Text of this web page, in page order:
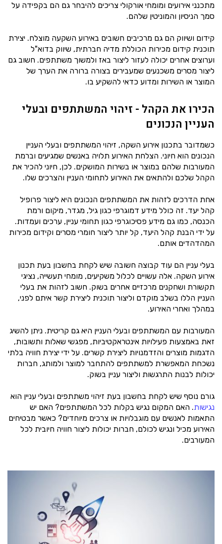
מתכנני אירועים ומומחי אורקולי צריכים להיבחר גם הם בקפידה על
סמך הניסיון והמוניטין שלהם.
קידום ושיווק הם גם מרכיבים חשובים באירוע השקעה מוצלח. יצירת
תוכנית קידום מכירות הכוללת מדיה חברתית, שיווק בדוא"ל
וערוצים אחרים יכולה לעזור ליצור באז ולמשוך משתתפים. חשוב גם
ליצור מסרים משכנעים שמעבירים בצורה ברורה את הערך של
המוצר או השירות ומדוע כדאי להשקיע בו.
הכירו את הקהל - זיהוי המשתתפים ובעלי
העניין הנכונים
כשמדובר בתכנון אירוע השקה, זיהוי המשתתפים ובעלי העניין
הנכונים הוא חיוני. הצלחת האירוע תלויה באנשים שמגיעים וברמת
המעורבות שלהם במוצר או בשירות המושקים. לכן, חיוני להכיר את
הקהל שלכם ולהתאים את האירוע לתחומי העניין והצרכים שלו.
אחת הדרכים לזהות את המשתתפים הנכונים היא ליצור פרופיל
קהל יעד. זה כולל מידע דמוגרפי כגון גיל, מגדר, מיקום ורמת
הכנסה, כמו גם מידע פסיכוגרפי כגון תחומי עניין, ערכים ועמדות.
על ידי הבנת קהל היעד, קל יותר ליצור חומרי מסרים וקידום מכירות
המהדהדים אותם.
בעלי עניין הם עוד קבוצה חשובה שיש לקחת בחשבון בעת תכנון
אירוע השקה. אלה עשויים לכלול משקיעים, מומחי תעשייה, נציגי
תקשורת ושחקנים מרכזיים אחרים בשוק. חשוב לזהות את בעלי
העניין הללו בשלב מוקדם וליצור תוכנית ליצירת קשר איתם לפני,
במהלך ואחרי האירוע.
המעורבות עם המשתתפים ובעלי העניין היא גם קריטית. ניתן להשיג
זאת באמצעות פעילויות אינטראקטיביות, מפגשי שאלות ותשובות,
הדגמות מוצרים והזדמנויות ליצירת קשרים. על ידי יצירת חוויה בלתי
נשכחת המאפשרת למשתתפים להתחבר למוצר ולמותג, חברות
יכולות לבנות התרגשות וליצור עניין בשוק.
גורם נוסף שיש לקחת בחשבון בעת זיהוי משתתפים ובעלי עניין הוא
נגישות. האם המקום נגיש בקלות לכל המשתתפים? האם יש
התאמות לאנשים עם מוגבלויות או צרכים מיוחדים? כאשר מבטיחים
האירוע מכיל ונגיש לכולם, חברות יכולות ליצור חוויה חיובית לכל
המעורבים.